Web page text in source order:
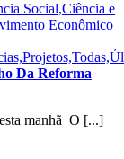
Social,Ciência e
Econômico
Da Reforma
manhã O [...]